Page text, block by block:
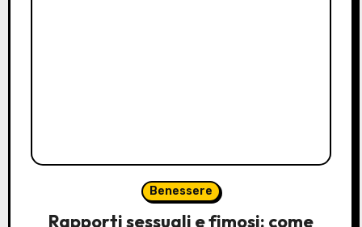
Benessere
Rapporti sessuali e fimosi: come